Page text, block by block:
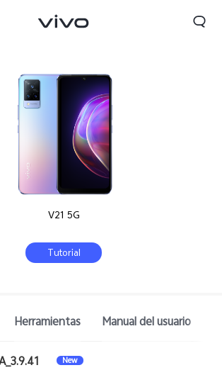
V21 5G
Tutorial
Herramientas Manual del usuario
New